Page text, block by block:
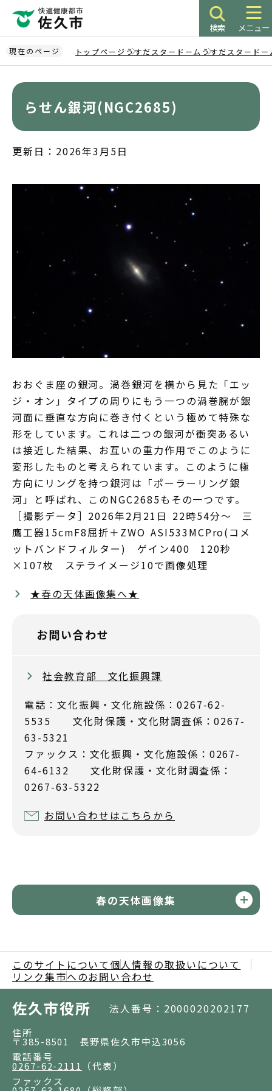
ペ
ー
ジ
検索 メニュー
現在のページ トップページ うすだスタードーム うすだスタード
らせん銀河(NGC2685)
更新日：2026年3月5日
おおぐま座の銀河。渦巻銀河を横から見た「エッ
ジ・オン」タイプの周りにもう一つの渦巻腕が銀
河面に垂直な方向に巻き付くという極めて特殊な
形をしています。これは二つの銀河が衝突あるい
は接近した結果、お互いの重力作用でこのように
変形したものと考えられています。このように極
方向にリングを持つ銀河は「ポーラーリング銀
河」と呼ばれ、このNGC2685もその一つです。
［撮影データ］2026年2月21日 22時54分～ 三
鷹工器15cmF8屈折＋ZWO ASI533MCPro(コメ
ットバンドフィルター) ゲイン400 120秒
×107枚 ステライメージ10で画像処理
★春の天体画像集へ★
お問い合わせ
社会教育部 文化振興課
電話：文化振興・文化施設係：0267-62-
5535 文化財保護・文化財調査係：0267-
63-5321
ファックス：文化振興・文化施設係：0267-
64-6132 文化財保護・文化財調査係：
0267-63-5322
お問い合わせはこちらから
春の天体画像集
このサイトについて 個人情報の取扱いについて
リンク集市へのお問い合わせ
佐久市役所 法人番号：2000020202177
住所
〒385-8501 長野県佐久市中込3056
電話番号
0267-62-2111
（代表）
ファックス